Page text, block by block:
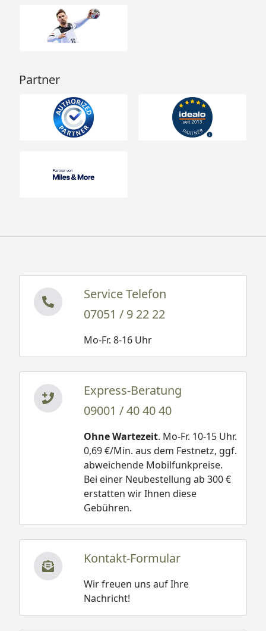
Partner
Service Telefon
07051 / 9 22 22
Mo-Fr. 8-16 Uhr
Express-Beratung
09001 / 40 40 40
Ohne Wartezeit. Mo-Fr. 10-15 Uhr.
0,69 €/Min. aus dem Festnetz, ggf.
abweichende Mobilfunkpreise.
Bei einer Neubestellung ab 300 €
erstatten wir Ihnen diese
Gebühren.
Kontakt-Formular
Wir freuen uns auf Ihre
Nachricht!